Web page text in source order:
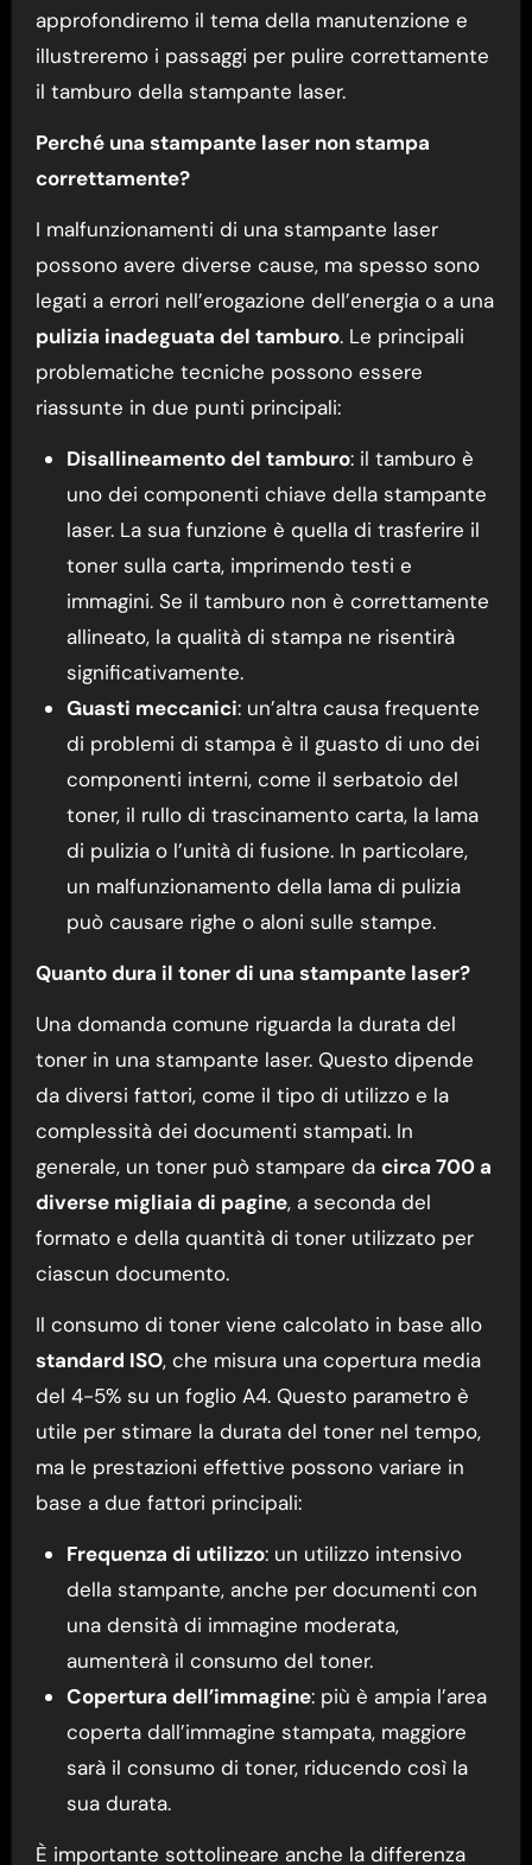
approfondiremo il tema della manutenzione e
illustreremo i passaggi per pulire correttamente
il tamburo della stampante laser.
Perché una stampante laser non stampa
correttamente?
I malfunzionamenti di una stampante laser
possono avere diverse cause, ma spesso sono
legati a errori nell’erogazione dell’energia o a una
pulizia inadeguata del tamburo. Le principali
problematiche tecniche possono essere
riassunte in due punti principali:
Disallineamento del tamburo: il tamburo è
uno dei componenti chiave della stampante
laser. La sua funzione è quella di trasferire il
toner sulla carta, imprimendo testi e
immagini. Se il tamburo non è correttamente
allineato, la qualità di stampa ne risentirà
significativamente.
Guasti meccanici: un’altra causa frequente
di problemi di stampa è il guasto di uno dei
componenti interni, come il serbatoio del
toner, il rullo di trascinamento carta, la lama
di pulizia o l’unità di fusione. In particolare,
un malfunzionamento della lama di pulizia
può causare righe o aloni sulle stampe.
Quanto dura il toner di una stampante laser?
Una domanda comune riguarda la durata del
toner in una stampante laser. Questo dipende
da diversi fattori, come il tipo di utilizzo e la
complessità dei documenti stampati. In
generale, un toner può stampare da circa 700 a
diverse migliaia di pagine, a seconda del
formato e della quantità di toner utilizzato per
ciascun documento.
Il consumo di toner viene calcolato in base allo
standard ISO, che misura una copertura media
del 4-5% su un foglio A4. Questo parametro è
utile per stimare la durata del toner nel tempo,
ma le prestazioni effettive possono variare in
base a due fattori principali:
Frequenza di utilizzo: un utilizzo intensivo
della stampante, anche per documenti con
una densità di immagine moderata,
aumenterà il consumo del toner.
Copertura dell’immagine: più è ampia l’area
coperta dall’immagine stampata, maggiore
sarà il consumo di toner, riducendo così la
sua durata.
È importante sottolineare anche la differenza